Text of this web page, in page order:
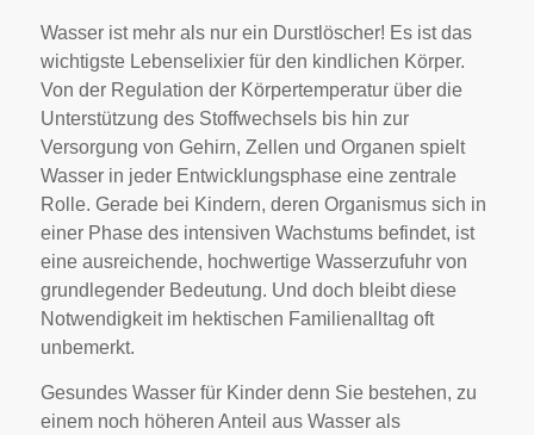
Wasser ist mehr als nur ein Durstlöscher! Es ist das
wichtigste Lebenselixier für den kindlichen Körper.
Von der Regulation der Körpertemperatur über die
Unterstützung des Stoffwechsels bis hin zur
Versorgung von Gehirn, Zellen und Organen spielt
Wasser in jeder Entwicklungsphase eine zentrale
Rolle. Gerade bei Kindern, deren Organismus sich in
einer Phase des intensiven Wachstums befindet, ist
eine ausreichende, hochwertige Wasserzufuhr von
grundlegender Bedeutung. Und doch bleibt diese
Notwendigkeit im hektischen Familienalltag oft
unbemerkt.
Gesundes Wasser für Kinder denn Sie bestehen, zu
einem noch höheren Anteil aus Wasser als